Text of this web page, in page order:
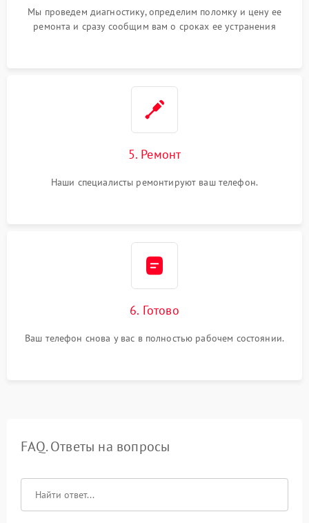
Мы проведем диагностику, определим поломку и цену ее
ремонта и сразу сообщим вам о сроках ее устранения
5. Ремонт
Наши специалисты ремонтируют ваш телефон.
6. Готово
Ваш телефон снова у вас в полностью рабочем состоянии.
FAQ. Ответы на вопросы